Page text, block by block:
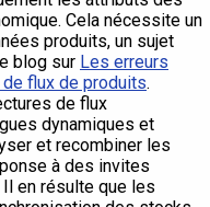
Cela nécessite un
produits, un sujet
blog sur Les erreurs
flux de produits.
de flux
dynamiques et
et recombiner les
à des invites
en résulte que les